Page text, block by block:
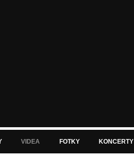
VIDEA FOTKY KONCERTY